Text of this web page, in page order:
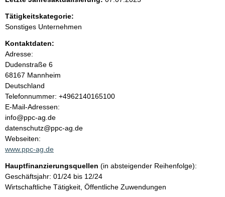
n
i
n
h
a
l
t
Tätigkeitskategorie:
Sonstiges Unternehmen
Kontaktdaten:
Adresse:
Dudenstraße 6
68167 Mannheim
Deutschland
K
o
n
t
a
k
i
n
f
Telefonnummer: +4962140165100
E-Mail-Adressen:
info@ppc-ag.de
datenschutz@ppc-ag.de
Webseiten:
www.ppc-ag.de
Hauptfinanzierungsquellen (in absteigender Reihenfolge):
Geschäftsjahr: 01/24 bis 12/24
Wirtschaftliche Tätigkeit, Öffentliche Zuwendungen